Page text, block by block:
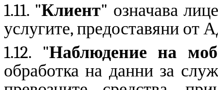
1.11. "Клиент" означава
услугите, предоставяни от
1.12. "Наблюдение на
обработка на данни за